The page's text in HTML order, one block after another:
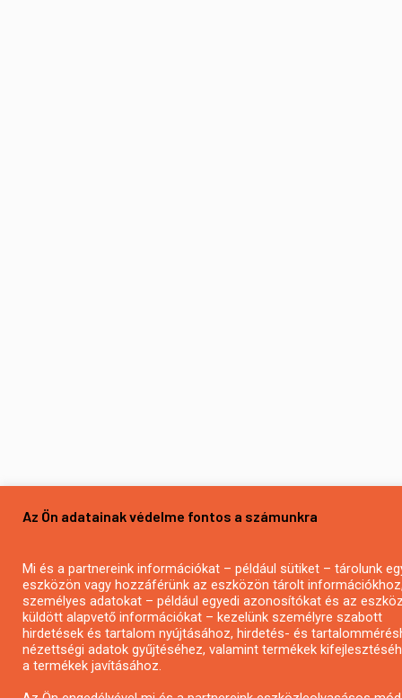
Az Ön adatainak védelme fontos a számunkra
Mi és a partnereink információkat – például sütiket – tárolunk
eszközön vagy hozzáférünk az eszközön tárolt
személyes adatokat – például egyedi azonosítókat és az
küldött alapvető információkat – kezelünk személyre szabott
hirdetések és tartalom nyújtásához, hirdetés- és
nézettségi adatok gyűjtéséhez, valamint termékek
a termékek javításához.